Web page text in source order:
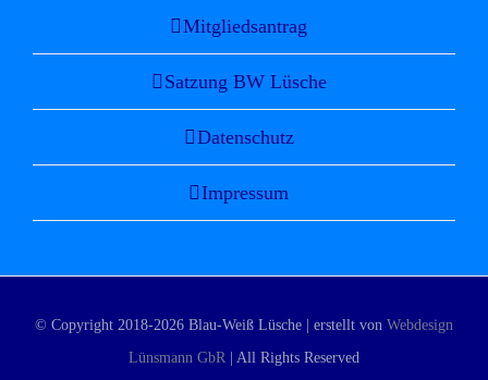
Mitgliedsantrag
Satzung BW Lüsche
Datenschutz
Impressum
© Copyright 2018-2026 Blau-Weiß Lüsche | erstellt von Webdesign
Lünsmann GbR | All Rights Reserved